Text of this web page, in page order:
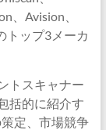
、Avision、
トップ3メーカ
トスキャナー
括的に紹介す
定、市場競争